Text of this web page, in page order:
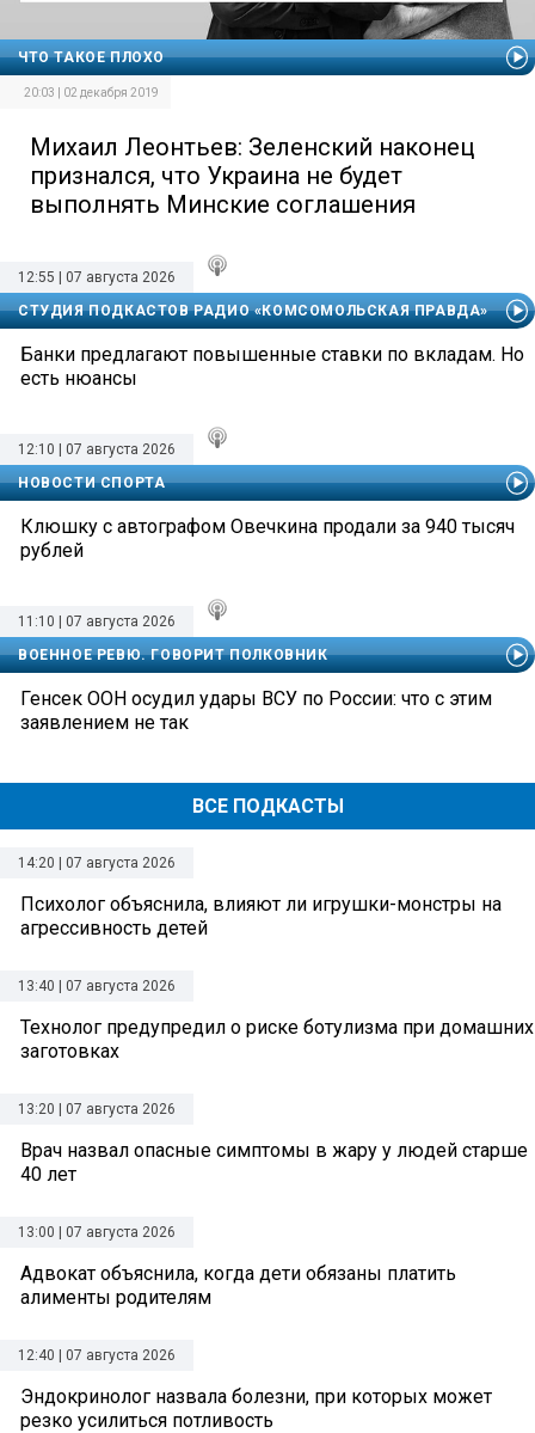
ЧТО ТАКОЕ ПЛОХО
20:03 | 02 декабря 2019
Михаил Леонтьев: Зеленский наконец
признался, что Украина не будет
выполнять Минские соглашения
ВСЕ ПОДКАСТЫ
12:55 | 07 августа 2026
СТУДИЯ ПОДКАСТОВ РАДИО «КОМСОМОЛЬСКАЯ ПРАВДА»
Банки предлагают повышенные ставки по вкладам. Но
есть нюансы
12:10 | 07 августа 2026
НОВОСТИ СПОРТА
Клюшку с автографом Овечкина продали за 940 тысяч
рублей
11:10 | 07 августа 2026
ВОЕННОЕ РЕВЮ. ГОВОРИТ ПОЛКОВНИК
Генсек ООН осудил удары ВСУ по России: что с этим
заявлением не так
14:20 | 07 августа 2026
Психолог объяснила, влияют ли игрушки-монстры на
агрессивность детей
13:40 | 07 августа 2026
Технолог предупредил о риске ботулизма при домашних
заготовках
13:20 | 07 августа 2026
Врач назвал опасные симптомы в жару у людей старше
40 лет
13:00 | 07 августа 2026
Адвокат объяснила, когда дети обязаны платить
алименты родителям
12:40 | 07 августа 2026
Эндокринолог назвала болезни, при которых может
резко усилиться потливость